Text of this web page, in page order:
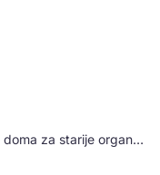
Bolesno: Tri zaposlenice doma za starije organizirale tučnjavu korisnica koje pate od demencije